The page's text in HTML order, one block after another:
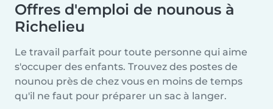
Offres d'emploi de nounous à
Richelieu
Le travail parfait pour toute personne qui aime
s'occuper des enfants. Trouvez des postes de
nounou près de chez vous en moins de temps
qu'il ne faut pour préparer un sac à langer.